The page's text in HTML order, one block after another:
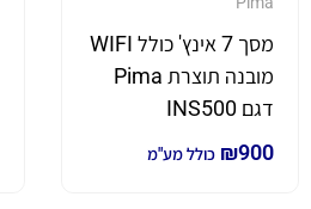
מסך 7 אינץ' כולל WIFI
מובנה תוצרת Pima
דגם INS500
₪900 כולל מע"מ